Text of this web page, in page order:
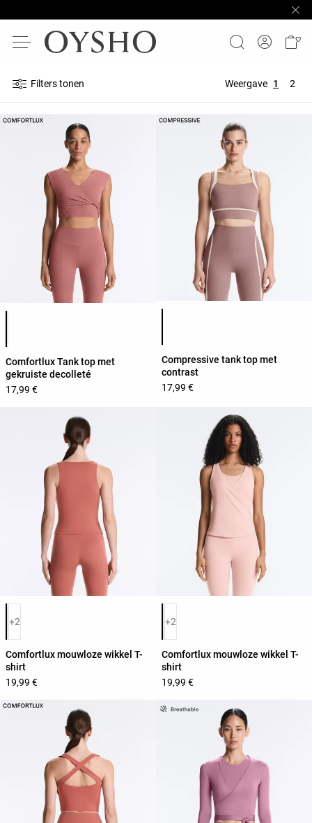
Filters tonen Weergave 1 2
Comfortlux Tank top met
gekruiste decolleté
17,99 €
Lijst met productkleuren
Compressive tank top met
contrast
17,99 €
Lijst met productkleuren
+2
Comfortlux mouwloze wikkel T-
shirt
19,99 €
Lijst met productkleuren
+2
Comfortlux mouwloze wikkel T-
shirt
19,99 €